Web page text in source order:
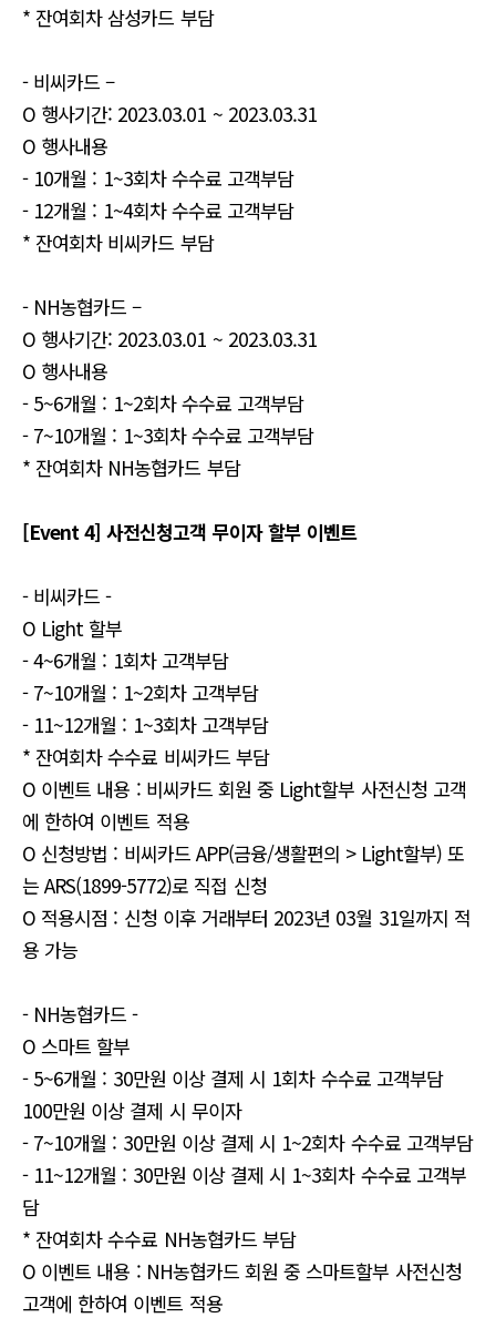
* 잔여회차 삼성카드 부담
- 비씨카드 –
O 행사기간: 2023.03.01 ~ 2023.03.31
O 행사내용
- 10개월 : 1~3회차 수수료 고객부담
- 12개월 : 1~4회차 수수료 고객부담
* 잔여회차 비씨카드 부담
- NH농협카드 –
O 행사기간: 2023.03.01 ~ 2023.03.31
O 행사내용
- 5~6개월 : 1~2회차 수수료 고객부담
- 7~10개월 : 1~3회차 수수료 고객부담
* 잔여회차 NH농협카드 부담
[Event 4] 사전신청고객 무이자 할부 이벤트
- 비씨카드 -
O Light 할부
- 4~6개월 : 1회차 고객부담
- 7~10개월 : 1~2회차 고객부담
- 11~12개월 : 1~3회차 고객부담
* 잔여회차 수수료 비씨카드 부담
O 이벤트 내용 : 비씨카드 회원 중 Light할부 사전신청 고객
에 한하여 이벤트 적용
O 신청방법 : 비씨카드 APP(금융/생활편의 > Light할부) 또
는 ARS(1899-5772)로 직접 신청
O 적용시점 : 신청 이후 거래부터 2023년 03월 31일까지 적
용 가능
- NH농협카드 -
O 스마트 할부
- 5~6개월 : 30만원 이상 결제 시 1회차 수수료 고객부담
100만원 이상 결제 시 무이자
- 7~10개월 : 30만원 이상 결제 시 1~2회차 수수료 고객부담
- 11~12개월 : 30만원 이상 결제 시 1~3회차 수수료 고객부
담
* 잔여회차 수수료 NH농협카드 부담
O 이벤트 내용 : NH농협카드 회원 중 스마트할부 사전신청
고객에 한하여 이벤트 적용